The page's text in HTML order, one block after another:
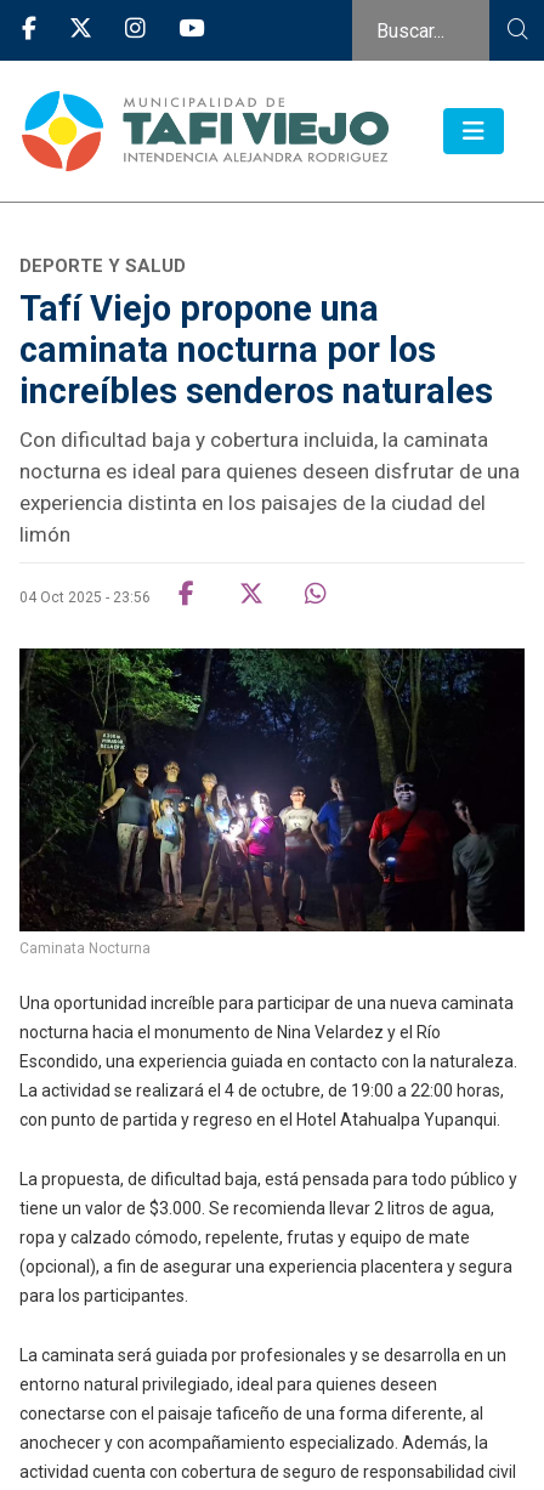
DEPORTE Y SALUD
Tafí Viejo propone una
caminata nocturna por los
increíbles senderos naturales
Con dificultad baja y cobertura incluida, la caminata
nocturna es ideal para quienes deseen disfrutar de una
experiencia distinta en los paisajes de la ciudad del
limón
04 Oct 2025 - 23:56
Caminata Nocturna
Una oportunidad increíble para participar de una nueva caminata
nocturna hacia el monumento de Nina Velardez y el Río
Escondido, una experiencia guiada en contacto con la naturaleza.
La actividad se realizará el 4 de octubre, de 19:00 a 22:00 horas,
con punto de partida y regreso en el Hotel Atahualpa Yupanqui.
La propuesta, de dificultad baja, está pensada para todo público y
tiene un valor de $3.000. Se recomienda llevar 2 litros de agua,
ropa y calzado cómodo, repelente, frutas y equipo de mate
(opcional), a fin de asegurar una experiencia placentera y segura
para los participantes.
La caminata será guiada por profesionales y se desarrolla en un
entorno natural privilegiado, ideal para quienes deseen
conectarse con el paisaje taficeño de una forma diferente, al
anochecer y con acompañamiento especializado. Además, la
actividad cuenta con cobertura de seguro de responsabilidad civil